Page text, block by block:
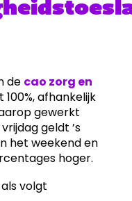
de cao zorg en
afhankelijk
gewerkt
geldt ’s
het weekend en
hoger.
volgt